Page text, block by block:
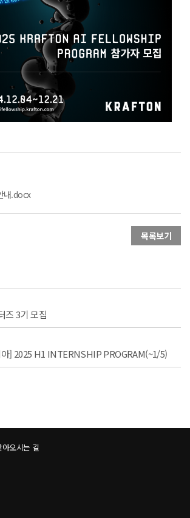
내.docx
목록보기
즈 3기 모집
] 2025 H1 INTERNSHIP PROGRAM(~1/5)
아오시는 길